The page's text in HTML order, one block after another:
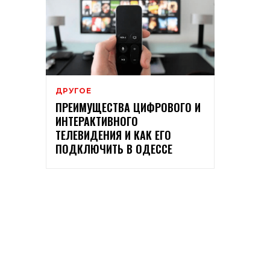
ДРУГОЕ
ПРЕИМУЩЕСТВА ЦИФРОВОГО И
ИНТЕРАКТИВНОГО
ТЕЛЕВИДЕНИЯ И КАК ЕГО
ПОДКЛЮЧИТЬ В ОДЕССЕ